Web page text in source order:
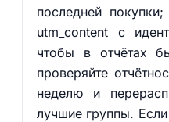
последней
utm_content с
чтобы в отчётах
проверяйте
неделю и
лучшие группы.